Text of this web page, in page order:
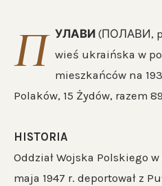
П УЛАВИ(ПОЛАВИ,
wieś ukraińska w
mieszkańców na
Polaków, 15 Żydów, razem
HISTORIA
Oddział Wojska Polskiego
maja 1947 r. deportował z